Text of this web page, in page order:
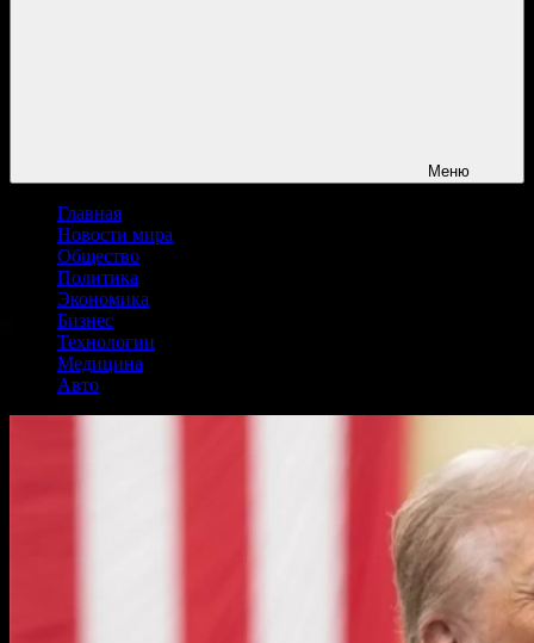
Меню
Главная
Новости мира
Общество
Политика
Экономика
Бизнес
Технологии
Медицина
Авто